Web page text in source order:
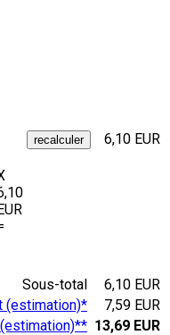
6,10 EUR
Sous-total
6,10 EUR
(estimation)*
7,59 EUR
13,69 EUR